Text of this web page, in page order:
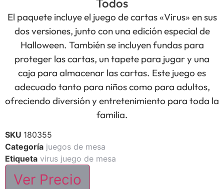
Todos
El paquete incluye el juego de cartas «Virus» en sus
dos versiones, junto con una edición especial de
Halloween. También se incluyen fundas para
proteger las cartas, un tapete para jugar y una
caja para almacenar las cartas. Este juego es
adecuado tanto para niños como para adultos,
ofreciendo diversión y entretenimiento para toda la
familia.
SKU 180355
Categoría juegos de mesa
Etiqueta virus juego de mesa
Ver Precio